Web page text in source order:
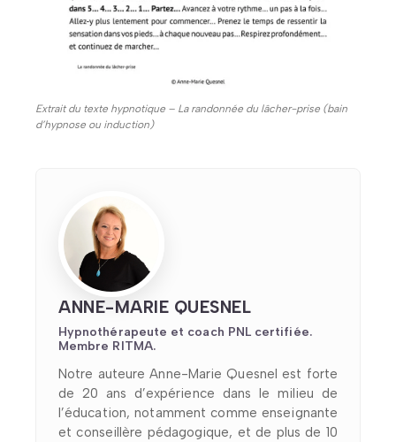
Extrait du texte hypnotique – La randonnée du lâcher-prise (bain
d’hypnose ou induction)
ANNE-MARIE QUESNEL
Hypnothérapeute et coach PNL certifiée.
Membre RITMA.
Notre auteure Anne-Marie Quesnel est forte
de 20 ans d’expérience dans le milieu de
l’éducation, notamment comme enseignante
et conseillère pédagogique, et de plus de 10